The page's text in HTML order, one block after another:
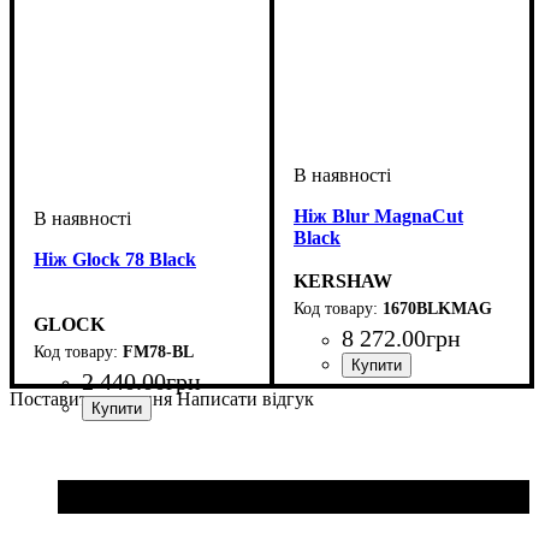
Ніж Glock 78 Black
GLOCK
FM78-BL
2 440.00грн
Ніж Blur MagnaCut
Black
KERSHAW
1670BLKMAG
8 272.00грн
Поставити питання Написати відгук